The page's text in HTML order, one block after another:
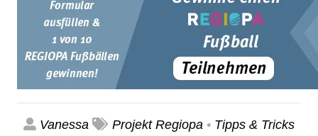
Vanessa Projekt Regiopa • Tipps & Tricks